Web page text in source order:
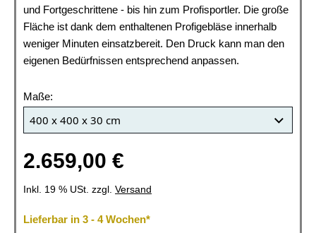
und Fortgeschrittene - bis hin zum Profisportler. Die große
Fläche ist dank dem enthaltenen Profigebläse innerhalb
weniger Minuten einsatzbereit. Den Druck kann man den
eigenen Bedürfnissen entsprechend anpassen.
Maße:
2.659,00 €
Inkl. 19 % USt. zzgl. Versand
Lieferbar in 3 - 4 Wochen*